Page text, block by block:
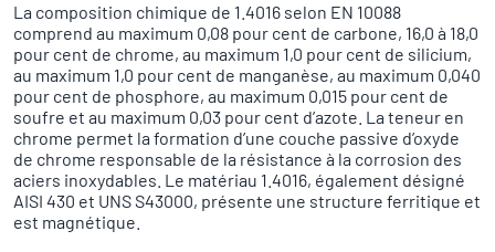
La composition chimique de 1.4016 selon EN 10088
comprend au maximum 0,08 pour cent de carbone, 16,0 à 18,0
pour cent de chrome, au maximum 1,0 pour cent de silicium,
au maximum 1,0 pour cent de manganèse, au maximum 0,040
pour cent de phosphore, au maximum 0,015 pour cent de
soufre et au maximum 0,03 pour cent d’azote. La teneur en
chrome permet la formation d’une couche passive d’oxyde
de chrome responsable de la résistance à la corrosion des
aciers inoxydables. Le matériau 1.4016, également désigné
AISI 430 et UNS S43000, présente une structure ferritique et
est magnétique.